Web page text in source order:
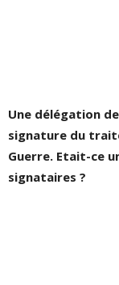
Une délégation
signature du
Guerre. Etait-ce
signataires ?